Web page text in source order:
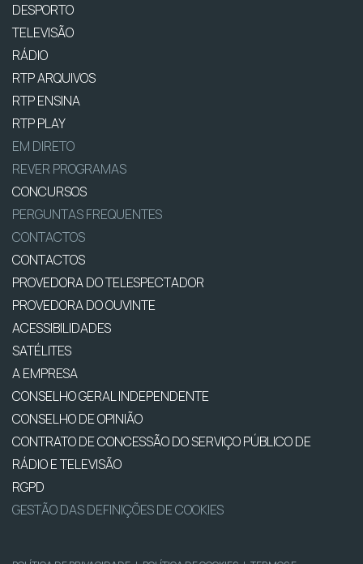
DESPORTO
TELEVISÃO
RÁDIO
RTP ARQUIVOS
RTP ENSINA
RTP PLAY
EM DIRETO
REVER PROGRAMAS
CONCURSOS
PERGUNTAS FREQUENTES
CONTACTOS
CONTACTOS
PROVEDORA DO TELESPECTADOR
PROVEDORA DO OUVINTE
ACESSIBILIDADES
SATÉLITES
A EMPRESA
CONSELHO GERAL INDEPENDENTE
CONSELHO DE OPINIÃO
CONTRATO DE CONCESSÃO DO SERVIÇO PÚBLICO DE
RÁDIO E TELEVISÃO
RGPD
GESTÃO DAS DEFINIÇÕES DE COOKIES